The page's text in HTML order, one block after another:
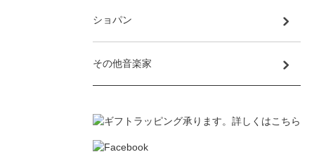
ショパン
その他音楽家